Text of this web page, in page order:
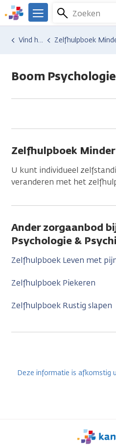
Overslaan
en
naar
We
er
Kanker.nl
Zoeken
Menu
Hulp en ondersteuning
Vind hulp bij kanker Zelfhulpboek
Boom
Zelfhulpboek
U kunt individueel
veranderen met het
Ander zorgaanbod
Psychologie &
Zelfhulpboek Leven met
Zelfhulpboek Piekeren
Zelfhulpboek Rustig slapen
Deze informatie is afkomstig